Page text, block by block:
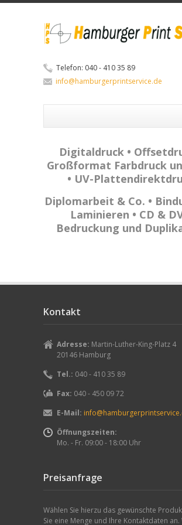
Telefon: 040 - 410 35 89
info@hamburgerprintservice.de
Digitaldruck •
Großformat Farbdruck
• UV-
Diplomarbeit & Co. •
Laminieren • CD &
Bedruckung und
Kontakt
Adresse: Martin-Luther-King-Platz 4
20146 Hamburg
Tel.: 040 - 410 35 89
Fax: 040 - 450 09 72
E-Mail:
Öffnungszeiten:
Mo. - Fr. 09:00 - 18:00 Uhr
Preisanfrage
Wählen Sie hierzu das gewünschte
Sie eine Menge und Ihre Kontaktdaten an.